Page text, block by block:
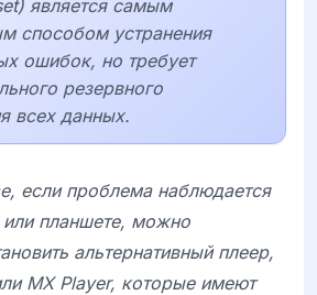
является самым
способом устранения
ошибок, но требует
резервного
всех данных.
если проблема наблюдается
или планшете, можно
альтернативный плеер,
MX Player, которые имеют